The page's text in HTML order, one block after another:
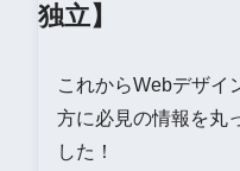
独立】
これからWebデザイ
方に必見の情報を丸
した！